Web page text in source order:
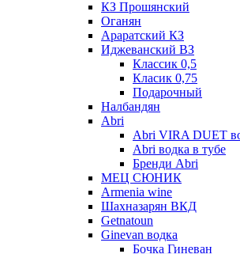
КЗ Прошянский
Оганян
Араратский КЗ
Иджеванский ВЗ
Классик 0,5
Класик 0,75
Подарочный
Налбандян
Abri
Abri VIRA DUET
Abri водка в тубе
Бренди Abri
МЕЦ СЮНИК
Armenia wine
Шахназарян ВКД
Getnatoun
Ginevan водка
Бочка Гиневан